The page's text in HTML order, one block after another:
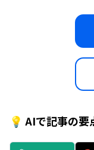
💡 AIで記事の要